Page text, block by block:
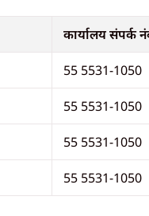
कार्यालय संपर्क
55 5531-1050
55 5531-1050
55 5531-1050
55 5531-1050